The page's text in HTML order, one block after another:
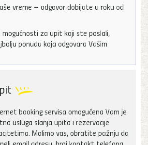
vreme – odgovor dobijate u roku od
mogućnosti za upit koji ste poslali,
ponudu koja odgovara Vašim
booking servisa omogućena Vam je
usluga slanja upita i rezervacije
Molimo vas, obratite pažnju da